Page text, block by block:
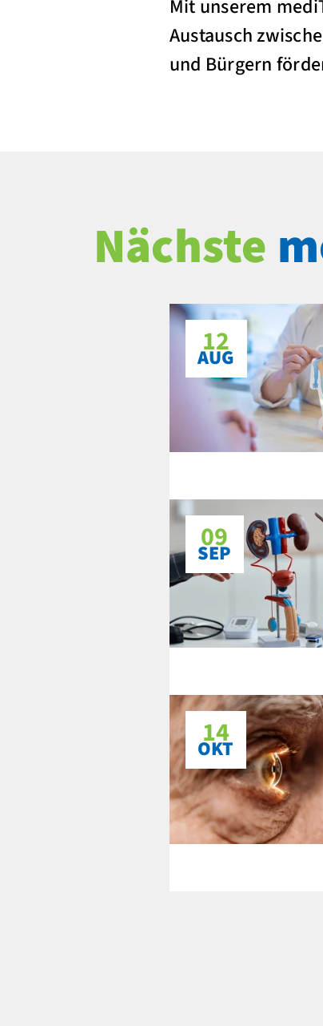
Mit unserem
Austausch
und Bürgern
Nächste
12
AUG
09
SEP
14
OKT